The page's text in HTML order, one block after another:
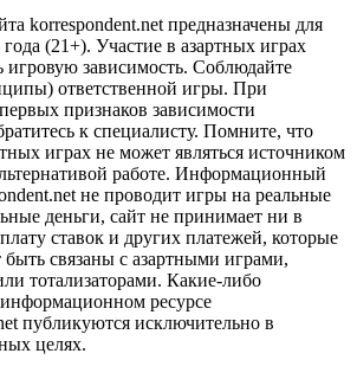
korrespondent.net предназначены для
(21+). Участие в азартных играх
игровую зависимость. Соблюдайте
ответственной игры. При
признаков зависимости
к специалисту. Помните, что
играх не может являться источником
работе. Информационный
не проводит игры на реальные
деньги, сайт не принимает ни в
ставок и других платежей, которые
быть связаны с азартными играми,
тотализаторами. Какие-либо
ресурсе
публикуются исключительно в
целях.